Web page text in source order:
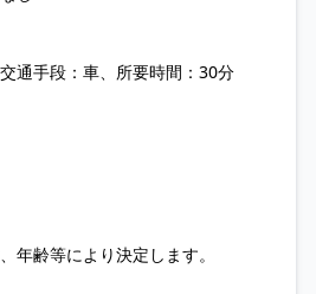
通手段：車、所要時間：30分
年齢等により決定します。